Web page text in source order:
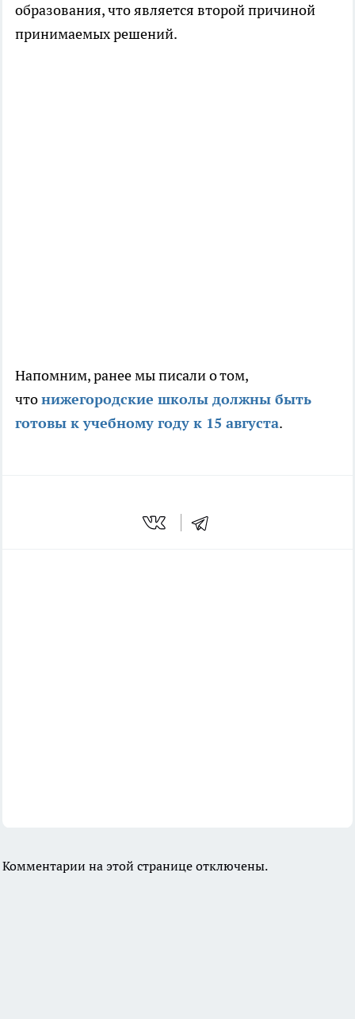
образования, что является второй причиной
принимаемых решений.
Напомним, ранее мы писали о том,
чтонижегородские школы должны быть
готовы к учебному году к 15 августа.
Комментарии на этой странице отключены.